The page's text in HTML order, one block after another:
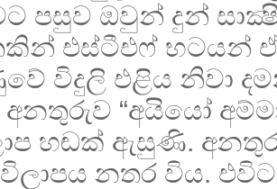
පසුව ඔවුන් දුන්
එස්ටීඑෆ් භටයන් ඒ
විදුලි එළිය නිවා
“අයියෝ
හඬක් ඇසුණි.
නතර විය. එවිට